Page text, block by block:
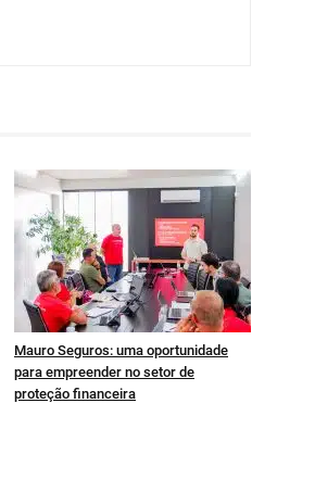
Mauro Seguros: uma oportunidade
para empreender no setor de
proteção financeira